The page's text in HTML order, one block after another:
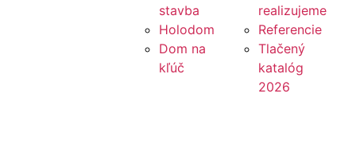
stavba
Holodom
Dom na
kľúč
realizujeme
Referencie
Tlačený
katalóg
2026